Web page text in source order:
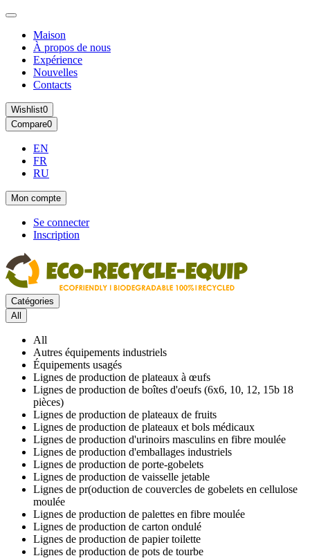
Maison
À propos de nous
Expérience
Nouvelles
Contacts
Wishlist0
Compare0
EN
FR
RU
Mon compte
Se connecter
Inscription
Catégories
All
All
Autres équipements industriels
Équipements usagés
Lignes de production de plateaux à œufs
Lignes de production de boîtes d'oeufs (6x6, 10, 12, 15b 18
pièces)
Lignes de production de plateaux de fruits
Lignes de production de plateaux et bols médicaux
Lignes de production d'urinoirs masculins en fibre moulée
Lignes de production d'emballages industriels
Lignes de production de porte-gobelets
Lignes de production de vaisselle jetable
Lignes de pr(oduction de couvercles de gobelets en cellulose
moulée
Lignes de production de palettes en fibre moulée
Lignes de production de carton ondulé
Lignes de production de papier toilette
Lignes de production de pots de tourbe